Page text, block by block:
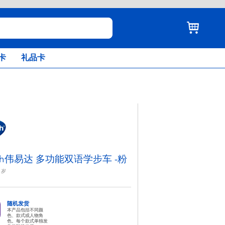
礼品卡
伟易达 多功能双语学步车 -粉
岁
随机发货
本产品包括不同颜
色、款式或人物角
色。每个款式单独发